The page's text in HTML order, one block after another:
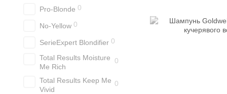
Pro-Blonde 0
No-Yellow 0
SerieExpert Blondifier 0
Total Results Moisture
Me Rich
0
Total Results Keep Me
Vivid
0